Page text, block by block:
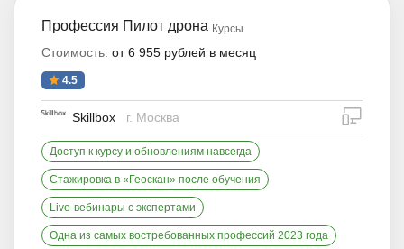
Профессия Пилот дрона Курсы
Стоимость: от 6 955 рублей в месяц
4.5
Skillbox г. Москва
Доступ к курсу и обновлениям навсегда
Стажировка в «Геоскан» после обучения
Live-вебинары с экспертами
Одна из самых востребованных профессий 2023 года